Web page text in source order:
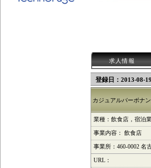
求人情報
登録日：2013-08-
カジュアルバーボナ
業種：飲食店，宿泊
事業内容： 飲食店
事業所：460-0002 名
URL：